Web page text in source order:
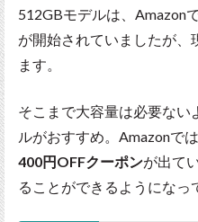
512GBモデルは、Amazon
が開始されていましたが、
ます。
そこまで大容量は必要な
ルがおすすめ。Amazonで
400円OFFクーポンが出て
ることができるようになっ